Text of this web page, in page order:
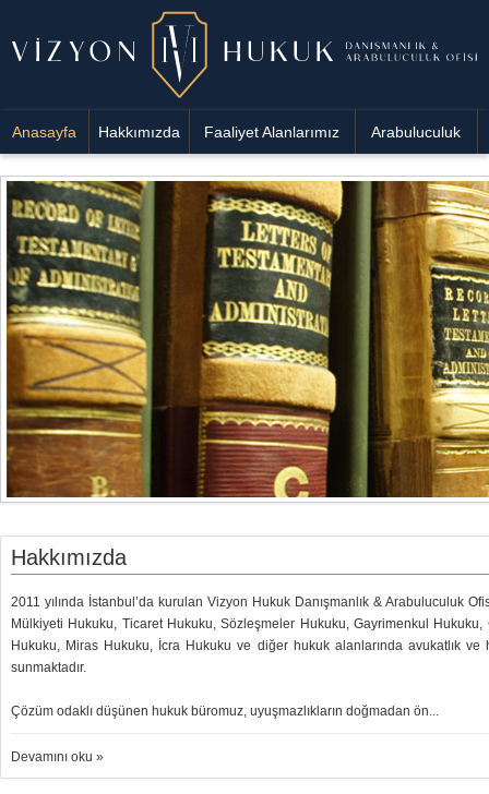
Anasayfa Hakkımızda Faaliyet Alanlarımız Arabuluculuk
Hakkımızda
2011 yılında İstanbul’da kurulan Vizyon Hukuk Danışmanlık & Arabuluculuk
Mülkiyeti Hukuku, Ticaret Hukuku, Sözleşmeler Hukuku, Gayrimenkul
Hukuku, Miras Hukuku, İcra Hukuku ve diğer hukuk alanlarında avukatlık ve
sunmaktadır.
Çözüm odaklı düşünen hukuk büromuz, uyuşmazlıkların doğmadan ön...
Devamını oku »